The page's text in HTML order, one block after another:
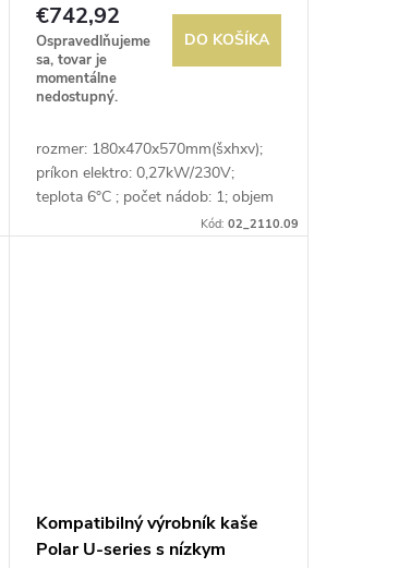
€742,92
Ospravedlňujeme
sa, tovar je
momentálne
nedostupný.
DO KOŠÍKA
rozmer: 180x470x570mm(šxhxv);
príkon elektro: 0,27kW/230V;
teplota 6°C ; počet nádob: 1; objem
Kód: 02_2110.09
Kompatibilný výrobník kaše
Polar U-series s nízkym